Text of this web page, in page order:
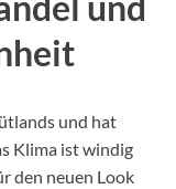
und hat
Klima ist windig
den neuen Look